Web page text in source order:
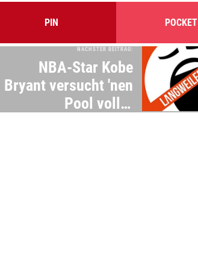
PIN POCKET
NÄCHSTER BEITRAG:
NBA-Star Kobe
Bryant versucht 'nen
Pool voller